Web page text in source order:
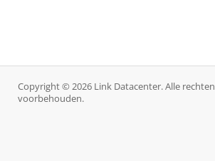
Copyright © 2026 Link Datacenter. Alle rechten
voorbehouden.